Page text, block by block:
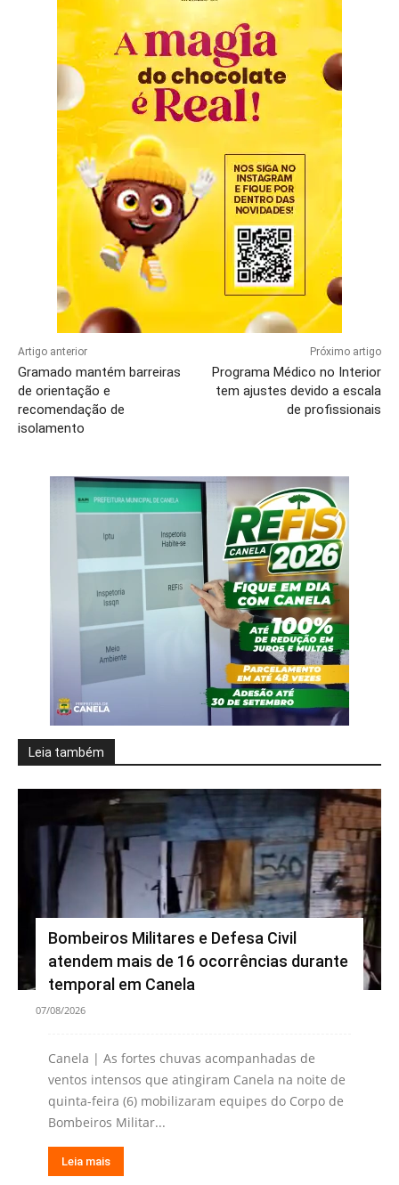
Artigo anterior
Gramado mantém barreiras
de orientação e
recomendação de
isolamento
Próximo artigo
Programa Médico no Interior
tem ajustes devido a escala
de profissionais
Leia também
Bombeiros Militares e Defesa Civil
atendem mais de 16 ocorrências durante
temporal em Canela
07/08/2026
Canela | As fortes chuvas acompanhadas de
ventos intensos que atingiram Canela na noite de
quinta-feira (6) mobilizaram equipes do Corpo de
Bombeiros Militar...
Leia mais